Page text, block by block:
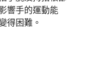
響手的運動能
得困難。